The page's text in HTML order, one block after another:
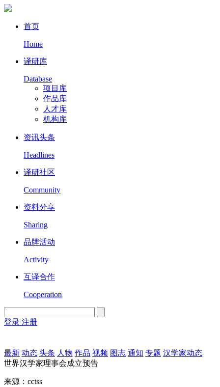
首页
Home
译研库
Database
项目库
作品库
人才库
机构库
资讯头条
Headlines
译研社区
Community
资料分享
Sharing
品牌活动
Activity
互译合作
Cooperation
登录 注册
最新 动态 头条 人物 作品 视频 图志 通知 专题 汉学家动态
世界汉学家理事会成立预告
来源：cctss